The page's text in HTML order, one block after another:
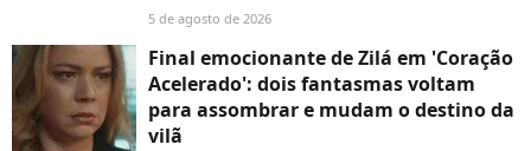
5 de agosto de 2026
Final emocionante de Zilá em 'Coração
Acelerado': dois fantasmas voltam
para assombrar e mudam o destino da
vilã